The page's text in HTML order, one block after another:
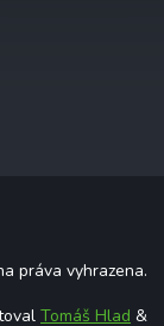
práva vyhrazena.
Tomáš Hlad &